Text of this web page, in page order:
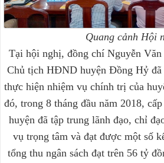
Quang cảnh Hội
Tại hội nghị, đồng chí Nguyễn
Chủ tịch HĐND huyện Đồng Hỷ
thực hiện nhiệm vụ chính trị của
đó, trong 8 tháng đầu năm 2018,
huyện đã tập trung lãnh đạo, chỉ
vụ trọng tâm và đạt được một số
tổng thu ngân sách đạt trên 56 tỷ